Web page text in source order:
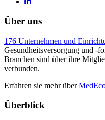
Über uns
176 Unternehmen und
Gesundheitsversorgung und -
Branchen sind über ihre
verbunden.
Erfahren sie mehr über
Überblick